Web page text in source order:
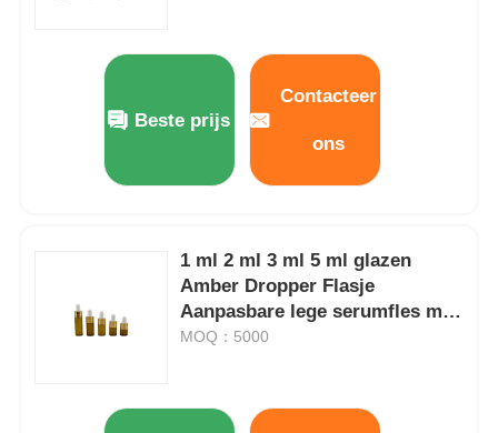
Thuis
Beste prijs
Contacteer
ons
1 ml 2 ml 3 ml 5 ml glazen
Amber Dropper Flasje
Aanpasbare lege serumfles met
dropper
MOQ：5000